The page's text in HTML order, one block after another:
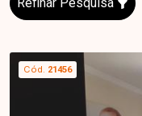
Cód. 21456